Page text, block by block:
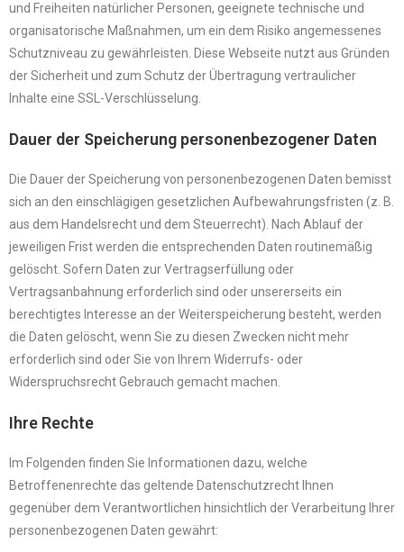
und Freiheiten natürlicher Personen, geeignete technische und
organisatorische Maßnahmen, um ein dem Risiko angemessenes
Schutzniveau zu gewährleisten. Diese Webseite nutzt aus Gründen
der Sicherheit und zum Schutz der Übertragung vertraulicher
Inhalte eine SSL-Verschlüsselung.
Dauer der Speicherung personenbezogener Daten
Die Dauer der Speicherung von personenbezogenen Daten bemisst
sich an den einschlägigen gesetzlichen Aufbewahrungsfristen (z. B.
aus dem Handelsrecht und dem Steuerrecht). Nach Ablauf der
jeweiligen Frist werden die entsprechenden Daten routinemäßig
gelöscht. Sofern Daten zur Vertragserfüllung oder
Vertragsanbahnung erforderlich sind oder unsererseits ein
berechtigtes Interesse an der Weiterspeicherung besteht, werden
die Daten gelöscht, wenn Sie zu diesen Zwecken nicht mehr
erforderlich sind oder Sie von Ihrem Widerrufs- oder
Widerspruchsrecht Gebrauch gemacht machen.
Ihre Rechte
Im Folgenden finden Sie Informationen dazu, welche
Betroffenenrechte das geltende Datenschutzrecht Ihnen
gegenüber dem Verantwortlichen hinsichtlich der Verarbeitung Ihrer
personenbezogenen Daten gewährt: